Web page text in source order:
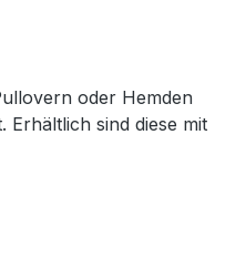
oder Hemden
Erhältlich sind diese mit